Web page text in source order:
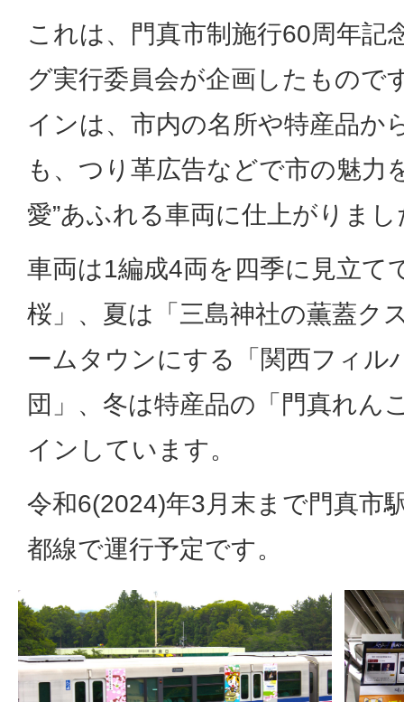
これは、門真市制施行60周年記
グ実行委員会が企画したもので
インは、市内の名所や特産品か
も、つり革広告などで市の魅力
愛”あふれる車両に仕上がりまし
車両は1編成4両を四季に見立て
桜」、夏は「三島神社の薫蓋ク
ームタウンにする「関西フィル
団」、冬は特産品の「門真れん
インしています。
令和6(2024)年3月末まで門真市
都線で運行予定です。